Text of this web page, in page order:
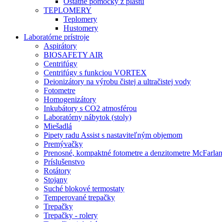
TEPLOMERY
Teplomery
Hustomery
Laboratórne prístroje
Aspirátory
BIOSAFETY AIR
Centrifúgy
Centrifúgy s funkciou VORTEX
Deionizátory na výrobu čistej a ultračistej vody
Fotometre
Homogenizátory
Inkubátory s CO2 atmosférou
Laboratórny nábytok (stoly)
Miešadlá
Pipety radu Assist s nastaviteľným objemom
Premývačky
Prenosné, kompaktné fotometre a denzitometre
Príslušenstvo
Rotátory
Stojany
Suché blokové termostaty
Temperované trepačky
Trepačky
Trepačky - rolery